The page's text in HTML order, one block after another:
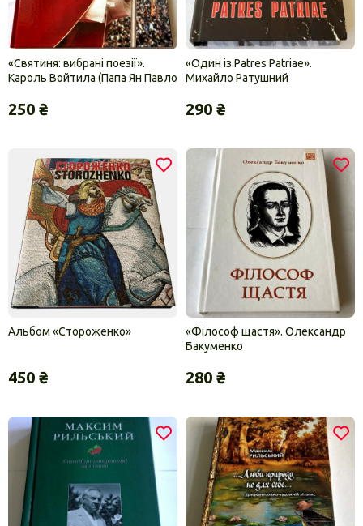
«Святиня: вибрані поезії».
Кароль Войтила (Папа Ян Павло
250 ₴
«Один із Patres Patriae».
Михайло Ратушний
290 ₴
Альбом «Стороженко»
450 ₴
«Філософ щастя». Олександр
Бакуменко
280 ₴